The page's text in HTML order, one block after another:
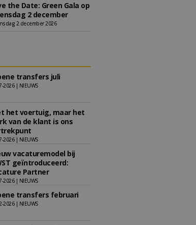
the Date: Green Gala op
2 december
2 december 2026
transfers juli
2026 | NIEUWS
het voertuig, maar het
van de klant is ons
2026 | NIEUWS
vacaturemodel bij
geïntroduceerd:
Partner
2026 | NIEUWS
transfers februari
2026 | NIEUWS